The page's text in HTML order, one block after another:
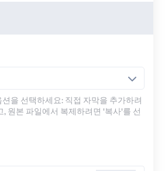
을 선택하세요: 직접 자막을 추가하려
, 원본 파일에서 복제하려면 '복사'를 선